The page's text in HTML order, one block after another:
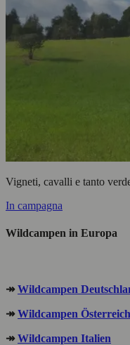
Vigneti, cavalli e tanto
In campagna
Wildcampen in Europa
↠Wildcampen
↠Wildcampen Österreich
↠Wildcampen Italien